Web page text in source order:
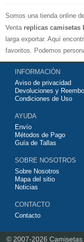
Somos una tienda online
Venta replicas camisetas
larga exportar. Aquí
favoritos. Podemos
quieras. Nuestras
tailandesa por lo que
con ella. Estas camisetas
servirán para jugar al
contáctanos y haremos lo
posible.
INFORMACIÓN
Aviso de privacidad
Devoluciones y
Condiciones de Uso
AYUDA
Envío
Métodos de Pago
Guía de Tallas
SOBRE NOSOTROS
Sobre Nosotros
Mapa del sitio
Noticias
CONTACTO
Contacto
© 2007-2026